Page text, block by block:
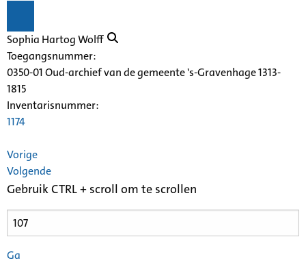
Sophia Hartog Wolff
Toegangsnummer:
0350-01 Oud-archief van de gemeente 's-Gravenhage 1313-
1815
Inventarisnummer:
1174
Vorige
Volgende
Gebruik CTRL + scroll om te scrollen
Ga